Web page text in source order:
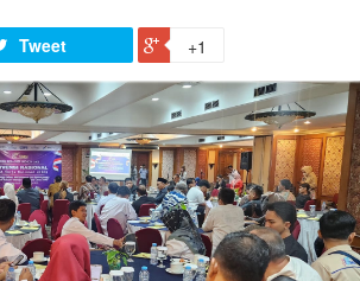
Tweet +1